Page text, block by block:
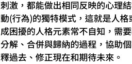
刺激，都能做出相同反映的心理
動(行為)的獨特模式，這就是人
成困擾的人格元素常不自知，需
分解、合併與歸納的過程，協助
釋過去、修正現在和期待未來。